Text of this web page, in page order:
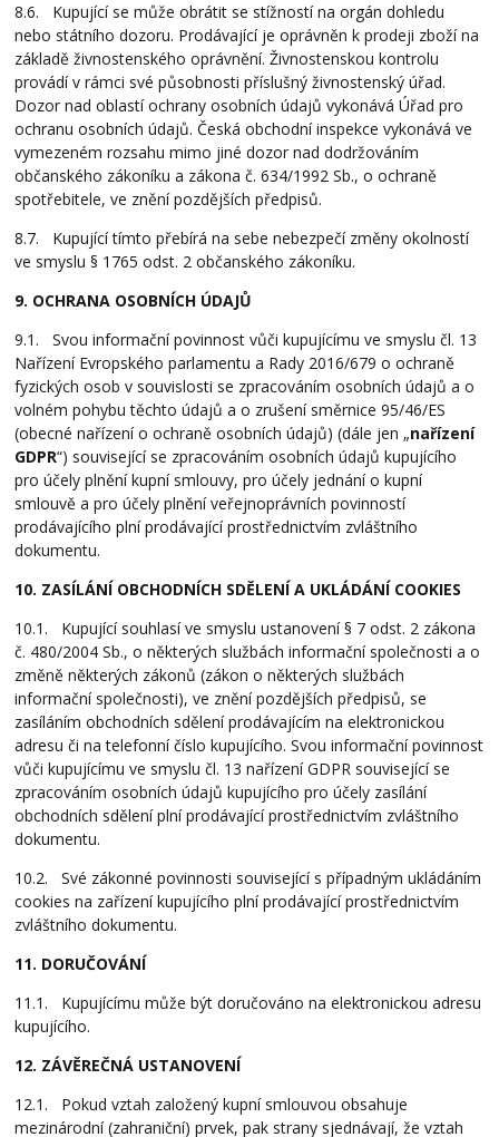
8.6. Kupující se může obrátit se stížností na orgán dohledu
nebo státního dozoru. Prodávající je oprávněn k prodeji zboží na
základě živnostenského oprávnění. Živnostenskou kontrolu
provádí v rámci své působnosti příslušný živnostenský úřad.
Dozor nad oblastí ochrany osobních údajů vykonává Úřad pro
ochranu osobních údajů. Česká obchodní inspekce vykonává ve
vymezeném rozsahu mimo jiné dozor nad dodržováním
občanského zákoníku a zákona č. 634/1992 Sb., o ochraně
spotřebitele, ve znění pozdějších předpisů.
8.7. Kupující tímto přebírá na sebe nebezpečí změny okolností
ve smyslu § 1765 odst. 2 občanského zákoníku.
9. OCHRANA OSOBNÍCH ÚDAJŮ
9.1. Svou informační povinnost vůči kupujícímu ve smyslu čl. 13
Nařízení Evropského parlamentu a Rady 2016/679 o ochraně
fyzických osob v souvislosti se zpracováním osobních údajů a o
volném pohybu těchto údajů a o zrušení směrnice 95/46/ES
(obecné nařízení o ochraně osobních údajů) (dále jen „nařízení
GDPR“) související se zpracováním osobních údajů kupujícího
pro účely plnění kupní smlouvy, pro účely jednání o kupní
smlouvě a pro účely plnění veřejnoprávních povinností
prodávajícího plní prodávající prostřednictvím zvláštního
dokumentu.
10. ZASÍLÁNÍ OBCHODNÍCH SDĚLENÍ A UKLÁDÁNÍ COOKIES
10.1. Kupující souhlasí ve smyslu ustanovení § 7 odst. 2 zákona
č. 480/2004 Sb., o některých službách informační společnosti a o
změně některých zákonů (zákon o některých službách
informační společnosti), ve znění pozdějších předpisů, se
zasíláním obchodních sdělení prodávajícím na elektronickou
adresu či na telefonní číslo kupujícího. Svou informační povinnost
vůči kupujícímu ve smyslu čl. 13 nařízení GDPR související se
zpracováním osobních údajů kupujícího pro účely zasílání
obchodních sdělení plní prodávající prostřednictvím zvláštního
dokumentu.
10.2. Své zákonné povinnosti související s případným ukládáním
cookies na zařízení kupujícího plní prodávající prostřednictvím
zvláštního dokumentu.
11. DORUČOVÁNÍ
11.1. Kupujícímu může být doručováno na elektronickou adresu
kupujícího.
12. ZÁVĚREČNÁ USTANOVENÍ
12.1. Pokud vztah založený kupní smlouvou obsahuje
mezinárodní (zahraniční) prvek, pak strany sjednávají, že vztah